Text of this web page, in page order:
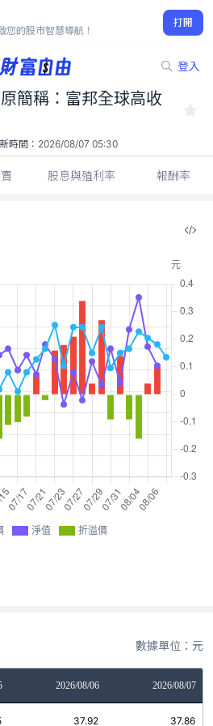
您的股市智慧導航！
打開
登入
稱：富邦全球高收債) 00741B
-0.13%
簡稱：富邦全球高收
時間： 2026/08/07 05:30
股息與殖利率 報酬率
淨值 折溢價
數據單位：元
2026/08/06 2026/08/07
37.92 37.86